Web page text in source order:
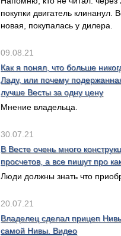
покупки двигатель клинанул.
новая, покупалась у дилера.
09.08.21
Как я понял, что больше
Ладу, или почему
лучше Весты за одну цену
Мнение владельца.
30.07.21
В Весте очень много
просчетов, а все пишут про
Люди должны знать что
20.07.21
Владелец сделал прицеп Нивы
самой Нивы. Видео